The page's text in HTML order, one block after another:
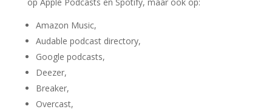
op Apple Podcasts en Spotify, maar ook op:
Amazon Music,
Audable podcast directory,
Google podcasts,
Deezer,
Breaker,
Overcast,